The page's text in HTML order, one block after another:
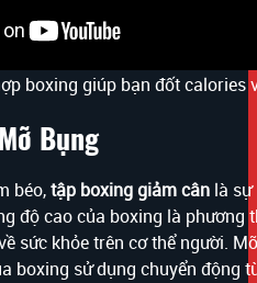
boxing giúp bạn đốt calories
Bụng
béo,tập boxing giảm cân là sự
độ cao của boxing là
sức khỏe trên cơ thể người.
boxing sử dụng chuyển